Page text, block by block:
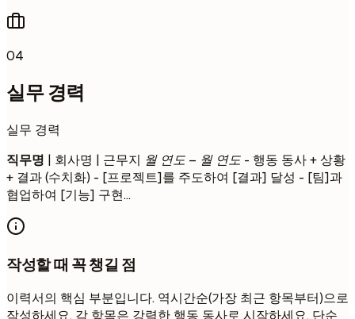
04
실무 경력
실무 경력
직무명 | 회사명 | 근무지 월 연도 – 월 연도 - 행동 동사 + 상황
+ 결과 (수치화) - [프로젝트]를 주도하여 [결과] 달성 - [팀]과
협업하여 [기능] 구현...
작성할 때 꼭 챙길 점
이력서의 핵심 부분입니다. 역시간순(가장 최근 항목부터)으로